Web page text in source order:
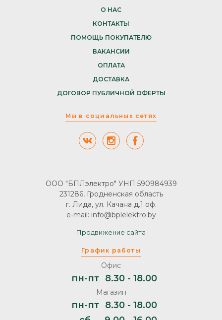
О НАС
КОНТАКТЫ
ПОМОЩЬ ПОКУПАТЕЛЮ
ВАКАНСИИ
ОПЛАТА
ДОСТАВКА
ДОГОВОР ПУБЛИЧНОЙ ОФЕРТЫ
Мы в социальных сетях
График работы
Офис
пн-пт 8.30 - 18.00
Магазин
пн-пт
8.30 - 18.00
ООО "БПЛэлектро" УНП 590984939
231286, Гродненская область
г. Лида, ул. Качана д.1 оф.
e-mail: info@bplelektro.by
Продвижение сайта